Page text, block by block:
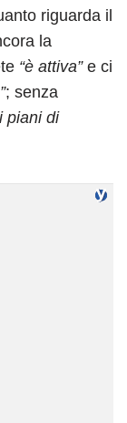
riguarda il
la
“è attiva”e ci
; senza
piani di